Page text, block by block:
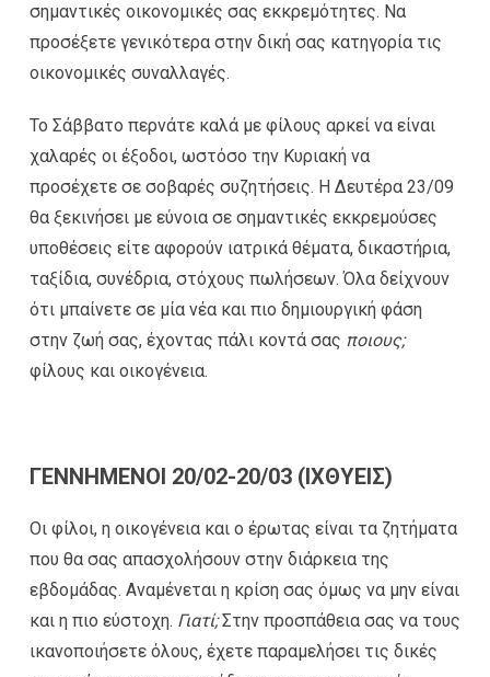
σημαντικές οικονομικές σας εκκρεμότητες. Να
προσέξετε γενικότερα στην δική σας κατηγορία τις
οικονομικές συναλλαγές.
Το Σάββατο περνάτε καλά με φίλους αρκεί να είναι
χαλαρές οι έξοδοι, ωστόσο την Κυριακή να
προσέχετε σε σοβαρές συζητήσεις. Η Δευτέρα 23/09
θα ξεκινήσει με εύνοια σε σημαντικές εκκρεμούσες
υποθέσεις είτε αφορούν ιατρικά θέματα, δικαστήρια,
ταξίδια, συνέδρια, στόχους πωλήσεων. Όλα δείχνουν
ότι μπαίνετε σε μία νέα και πιο δημιουργική φάση
στην ζωή σας, έχοντας πάλι κοντά σας ποιους;
φίλους και οικογένεια.
ΓΕΝΝΗΜΕΝΟΙ 20/02-20/03 (ΙΧΘΥΕΙΣ)
Οι φίλοι, η οικογένεια και ο έρωτας είναι τα ζητήματα
που θα σας απασχολήσουν στην διάρκεια της
εβδομάδας. Αναμένεται η κρίση σας όμως να μην είναι
και η πιο εύστοχη. Γιατί;Στην προσπάθεια σας να τους
ικανοποιήσετε όλους, έχετε παραμελήσει τις δικές